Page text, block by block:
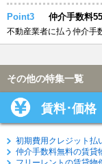
Point3 仲介手数料
不動産業者に払う仲介手
その他の特集一覧
賃料･価格
初期費用クレジット払
仲介手数料無料の賃貸